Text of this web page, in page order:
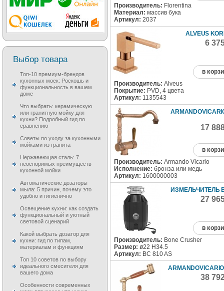
Производитель: Florentina
Материал: массив бука
Артикул: 2037
ALVEUS
6
в
Производитель: Alveus
Покрытие: PVD, 4 цвета
Артикул: 1135543
17
в
Производитель: Armando Vicario
Исполнение: бронза или медь
Артикул: 1600000003
ИЗМЕЛЬЧИТЕЛЬ
27
в
Производитель: Bone Crusher
Размер: ø22 H34.5
Артикул: BC 810 AS
38
Выбор товара
Топ-10 премиум-брендов
кухонных моек: Роскошь и
функциональность в вашем
доме
Что выбрать: керамическую
или гранитную мойку для
кухни? Подробный гид по
сравнению
Советы по уходу за кухонными
мойками из гранита
Нержавеющая сталь: 7
неоспоримых преимуществ
кухонной мойки
Автоматические дозаторы
мыла: 5 причин, почему это
удобно и гигиенично
Освещение кухни: как создать
функциональный и уютный
световой сценарий
Какой выбрать дозатор для
кухни: гид по типам,
материалам и функциям
Топ 10 советов по выбору
идеального смесителя для
вашего дома
Особенности современных